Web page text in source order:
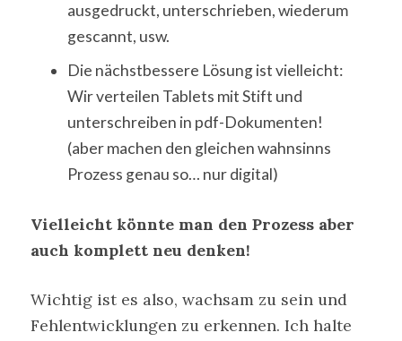
ausgedruckt, unterschrieben, wiederum
gescannt, usw.
Die nächstbessere Lösung ist vielleicht:
Wir verteilen Tablets mit Stift und
unterschreiben in pdf-Dokumenten!
(aber machen den gleichen wahnsinns
Prozess genau so… nur digital)
Vielleicht könnte man den Prozess aber
auch komplett neu denken!
Wichtig ist es also, wachsam zu sein und
Fehlentwicklungen zu erkennen. Ich halte